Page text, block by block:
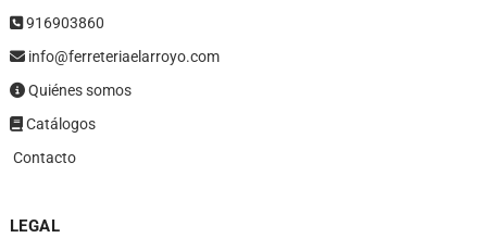
916903860
info@ferreteriaelarroyo.com
Quiénes somos
Catálogos
Contacto
LEGAL